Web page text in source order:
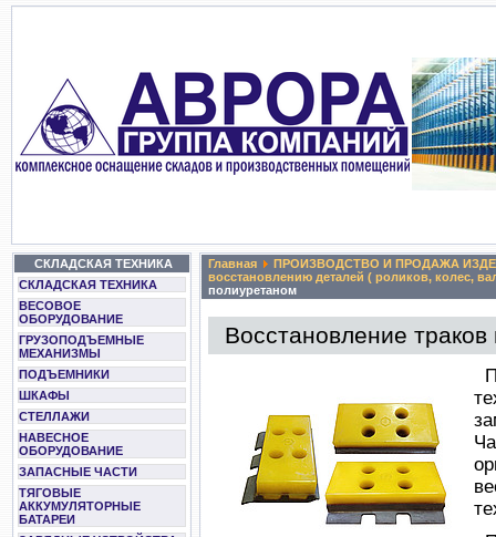
СКЛАДСКАЯ ТЕХНИКА
СКЛАДСКАЯ ТЕХНИКА
ВЕСОВОЕ
ОБОРУДОВАНИЕ
ГРУЗОПОДЪЕМНЫЕ
МЕХАНИЗМЫ
ПОДЪЕМНИКИ
ШКАФЫ
СТЕЛЛАЖИ
НАВЕСНОЕ
ОБОРУДОВАНИЕ
ЗАПАСНЫЕ ЧАСТИ
ТЯГОВЫЕ
АККУМУЛЯТОРНЫЕ
БАТАРЕИ
Главная
ПРОИЗВОДСТВО И ПРОДАЖА
восстановлению деталей ( роликов, колес,
полиуретаном
Восстановление